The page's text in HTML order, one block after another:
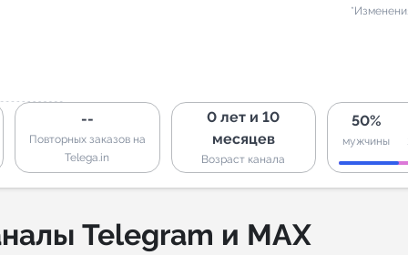
--
Повторных заказов на
Telega.in
0 лет и 10
месяцев
Возраст канала
50%
мужчины
Telegram и MAX